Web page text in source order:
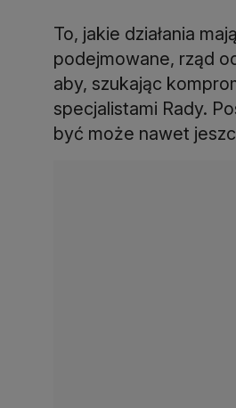
To, jakie działania
podejmowane, rząd
aby, szukając
specjalistami Rady.
być może nawet